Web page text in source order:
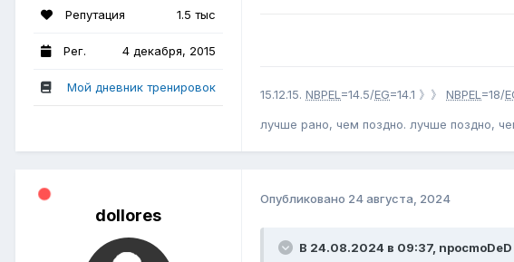
Репутация 1.5 тыс
Рег. 4 декабря, 2015
Мой дневник тренировок
15.12.15. NBPEL =14.5/EG=14.1 》》 NBPEL =18/
лучше рано, чем поздно. лучше поздно,
dollores
Опубликовано 24 августа, 2024
В 24.08.2024 в 09:37, npocmoDeD